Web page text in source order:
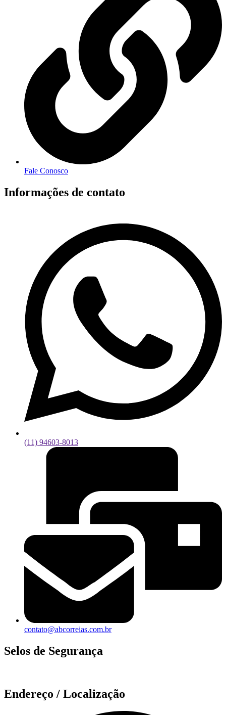
Fale Conosco
Informações de contato
(11) 94603-8013
contato@abcorreias.com.br
Selos de Segurança
Endereço / Localização